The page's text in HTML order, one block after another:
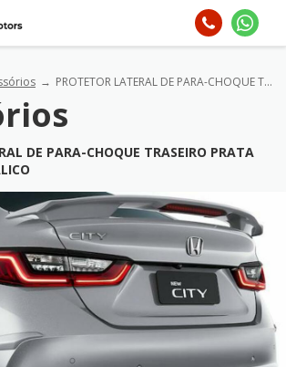
PROTETOR LATERAL DE PARA-CHOQUE TRASEIRO Prata platinum metálico
DE PARA-CHOQUE TRASEIRO PRATA